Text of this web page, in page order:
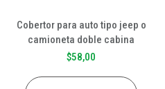
Cobertor para auto tipo jeep o
camioneta doble cabina
$58,00